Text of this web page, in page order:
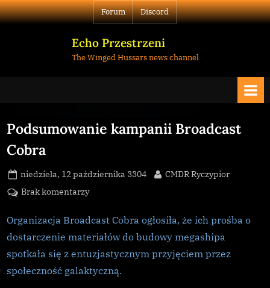
Skip
to
Forum Discord
Echo Przestrzeni
The Winged Hussars news channel
Podsumowanie kampanii Broadcast
Cobra
Posted
on
niedziela, 12 października 3304 By
CMDR Ryczypior
Brak komentarzydo
kampanii
Broadcast
Organizacja Broadcast Cobra ogłosiła, że ich prośba o
dostarczenie materiałów do budowy megashipa
spotkała się z entuzjastycznym przyjęciem przez
społeczność galaktyczną.